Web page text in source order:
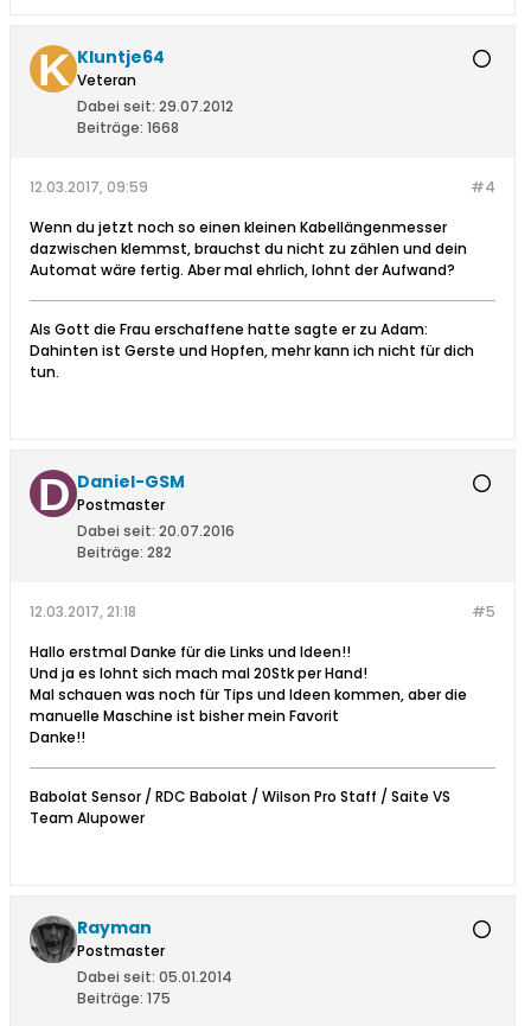
Kluntje64
Veteran
Dabei seit: 29.07.2012
Beiträge: 1668
#4
12.03.2017, 09:59
Wenn du jetzt noch so einen kleinen Kabellängenmesser
dazwischen klemmst, brauchst du nicht zu zählen und dein
Automat wäre fertig. Aber mal ehrlich, lohnt der Aufwand?
Als Gott die Frau erschaffene hatte sagte er zu Adam:
Dahinten ist Gerste und Hopfen, mehr kann ich nicht für dich
tun.
Daniel-GSM
Postmaster
Dabei seit: 20.07.2016
Beiträge: 282
#5
12.03.2017, 21:18
Hallo erstmal Danke für die Links und Ideen!!
Und ja es lohnt sich mach mal 20Stk per Hand!
Mal schauen was noch für Tips und Ideen kommen, aber die
manuelle Maschine ist bisher mein Favorit
Danke!!
Babolat Sensor / RDC Babolat / Wilson Pro Staff / Saite VS
Team Alupower
Rayman
Postmaster
Dabei seit: 05.01.2014
Beiträge: 175